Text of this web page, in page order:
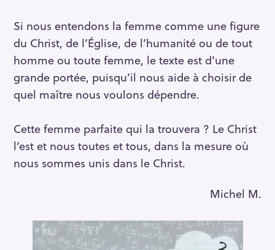
Si nous entendons la femme comme une figure
du Christ, de l’Église, de l’humanité ou de tout
homme ou toute femme, le texte est d’une
grande portée, puisqu’il nous aide à choisir de
quel maître nous voulons dépendre.
Cette femme parfaite qui la trouvera ? Le Christ
l’est et nous toutes et tous, dans la mesure où
nous sommes unis dans le Christ.
Michel M.